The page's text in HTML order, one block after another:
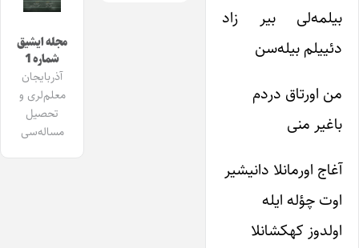
بیلمه‌لی بیر زاد
دئییلم بیله‌سن
من اورتاق دردم
باغیر منی
آغاج اورمانلا دانیشیر
اوت چؤله ایله
اولدوز کهکشانلا
مجله ایشیق
شماره 1
آذربایجان
معلم‌لری و
تحصیل
مساله‌سی